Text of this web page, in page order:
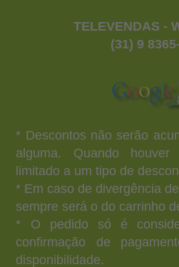
TELEVENDAS -
(31) 9
* Descontos não serão
alguma. Quando
limitado a um tipo de
* Em caso de divergência
sempre será o do carrinho
* O pedido só é
confirmação de
disponibilidade.